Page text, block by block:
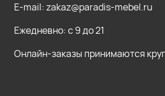
E-mail: zakaz@paradis-mebel.ru
Ежедневно: с 9 до 21
Онлайн-заказы принимаются